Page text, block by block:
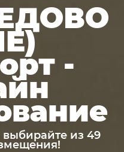
-
из 49